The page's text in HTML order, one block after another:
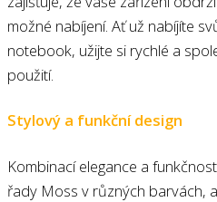
možné nabíjení. Ať už nabíjíte
notebook, užijte si rychlé a
použití.
Stylový a funkční design
Kombinací elegance a
řady Moss v různých barvách,